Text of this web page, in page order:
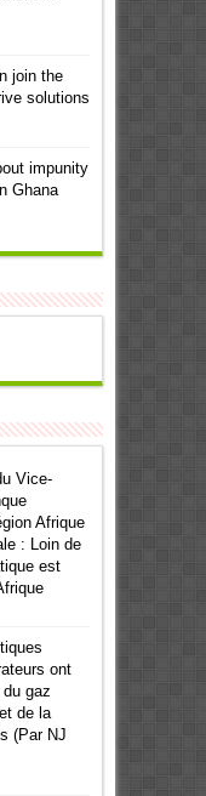
join the
solutions
impunity
Ghana
Vice-
Afrique
: Loin de
est
ont
gaz
de la
(Par NJ